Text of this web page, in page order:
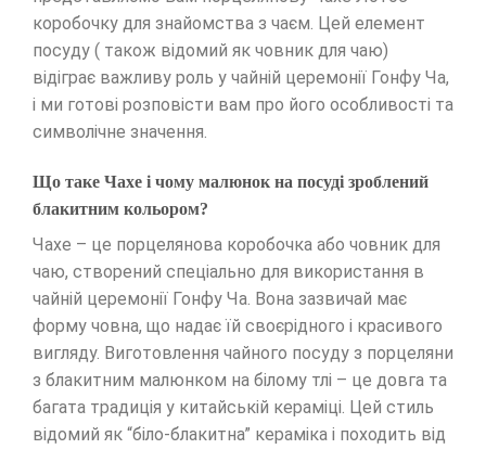
коробочку для знайомства з чаєм. Цей елемент
посуду ( також відомий як човник для чаю)
відіграє важливу роль у чайній церемонії Гонфу Ча,
і ми готові розповісти вам про його особливості та
символічне значення.
Що таке Чахе і чому малюнок на посуді зроблений
блакитним кольором?
Чахе – це порцелянова коробочка або човник для
чаю, створений спеціально для використання в
чайній церемонії Гонфу Ча. Вона зазвичай має
форму човна, що надає їй своєрідного і красивого
вигляду. Виготовлення чайного посуду з порцеляни
з блакитним малюнком на білому тлі – це довга та
багата традиція у китайській кераміці. Цей стиль
відомий як “біло-блакитна” кераміка і походить від